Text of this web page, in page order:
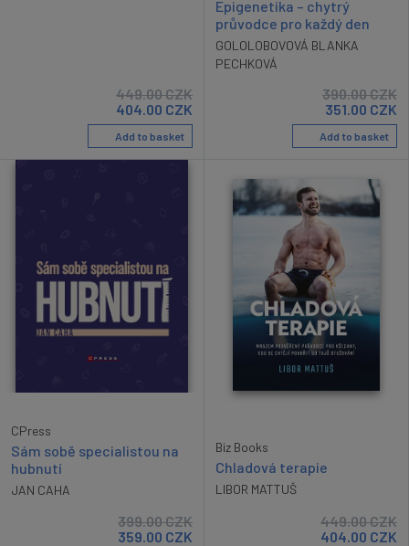
449.00CZK
404.00 CZK
Add to basket
Epigenetika – chytrý
průvodce pro každý den
GOLOLOBOVOVÁ BLANKA
PECHKOVÁ
390.00CZK
351.00 CZK
Add to basket
CPress
Sám sobě specialistou na
hubnutí
JAN CAHA
399.00CZK
359.00 CZK
Biz Books
Chladová terapie
LIBOR MATTUŠ
449.00CZK
404.00 CZK